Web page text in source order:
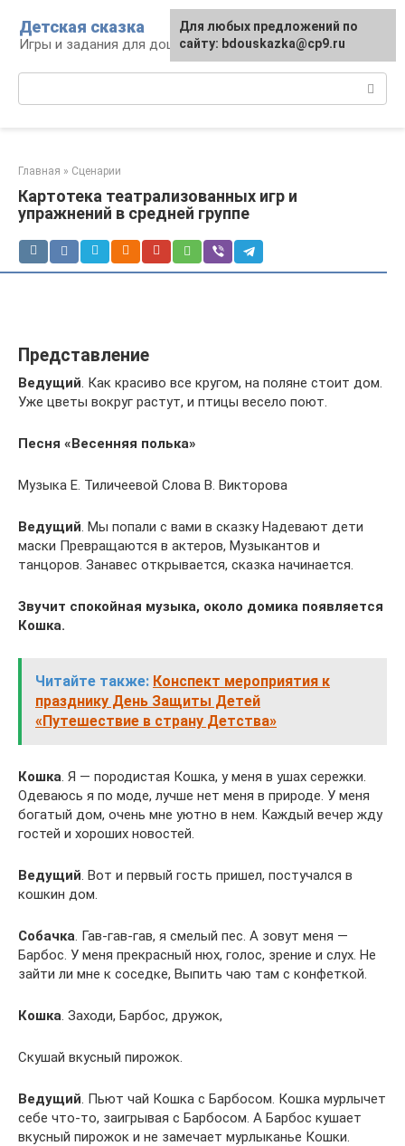
контенту
Детская сказка
Игры и задания для дошкольников
Главная » Сценарии
Картотека театрализованных игр и
упражнений в средней группе
Представление
Ведущий. Как красиво все кругом, на поляне стоит дом.
Уже цветы вокруг растут, и птицы весело поют.
Песня «Весенняя полька»
Музыка Е. Тиличеевой Слова В. Викторова
Ведущий. Мы попали с вами в сказку Надевают дети
маски Превращаются в актеров, Музыкантов и
танцоров. Занавес открывается, сказка начинается.
Звучит спокойная музыка, около домика появляется
Кошка.
Читайте также: Конспект мероприятия к
празднику День Защиты Детей
«Путешествие в страну Детства»
Кошка. Я — породистая Кошка, у меня в ушах сережки.
Одеваюсь я по моде, лучше нет меня в природе. У меня
богатый дом, очень мне уютно в нем. Каждый вечер жду
гостей и хороших новостей.
Ведущий. Вот и первый гость пришел, постучался в
кошкин дом.
Собачка. Гав-гав-гав, я смелый пес. А зовут меня —
Барбос. У меня прекрасный нюх, голос, зрение и слух. Не
зайти ли мне к соседке, Выпить чаю там с конфеткой.
Кошка. Заходи, Барбос, дружок,
Скушай вкусный пирожок.
Ведущий. Пьют чай Кошка с Барбосом. Кошка мурлычет
себе что-то, заигрывая с Барбосом. А Барбос кушает
вкусный пирожок и не замечает мурлыканье Кошки.
Для любых предложений по
сайту: bdouskazka@cp9.ru